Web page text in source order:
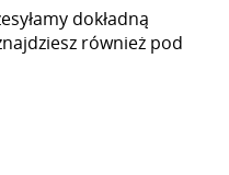
dokładną
również pod